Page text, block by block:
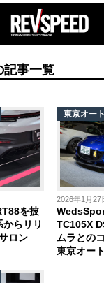
事一覧
を披
らリリ
ロン
2026年1月27
TC105X
ムラとの
東京オー
東京オー